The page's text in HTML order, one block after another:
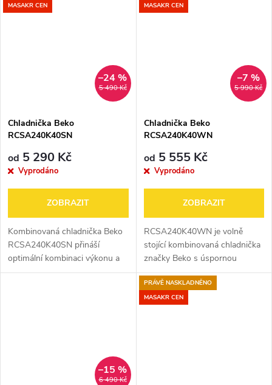
integrovaným madlem. Díky
cm a praktickému
MASAKR CEN
5 490 Kč
–24 %
Chladnička Beko
RCSA240K40SN
od 5 290 Kč
Vyprodáno
ZOBRAZIT
Kombinovaná chladnička Beko
RCSA240K40SN přináší
optimální kombinaci výkonu a
praktických funkcí. Díky
MASAKR CEN
5 990 Kč
–7 %
Chladnička Beko
RCSA240K40WN
od 5 555 Kč
Vyprodáno
ZOBRAZIT
RCSA240K40WN je volně
stojící kombinovaná chladnička
značky Beko s úspornou
energetickou třídou E. Nabízí
praktický objem chladicí i
mrazicí části, tichý chod a
6 490 Kč
–15 %
PRÁVĚ NASKLADNĚNO
MASAKR CEN